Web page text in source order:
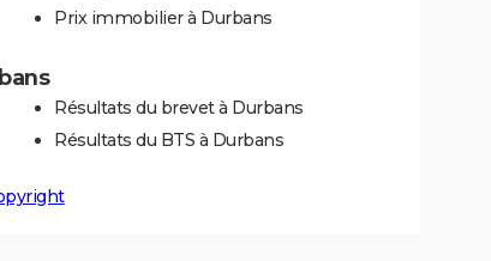
Prix immobilier à Durbans
Résultats du brevet à Durbans
Résultats du BTS à Durbans